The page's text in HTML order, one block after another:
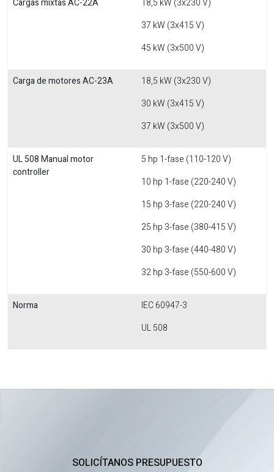
Cargas mixtas AC-22A
18,5 kW (3x230 V)
37 kW (3x415 V)
45 kW (3x500 V)
Carga de motores AC-23A
18,5 kW (3x230 V)
30 kW (3x415 V)
37 kW (3x500 V)
UL 508 Manual motor
controller
5 hp 1-fase (110-120 V)
10 hp 1-fase (220-240 V)
15 hp 3-fase (220-240 V)
25 hp 3-fase (380-415 V)
30 hp 3-fase (440-480 V)
32 hp 3-fase (550-600 V)
Norma
IEC 60947-3
UL 508
SOLICÍTANOS PRESUPUESTO